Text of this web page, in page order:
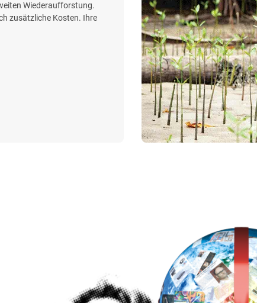
Wiederaufforstung.
zusätzliche Kosten. Ihre